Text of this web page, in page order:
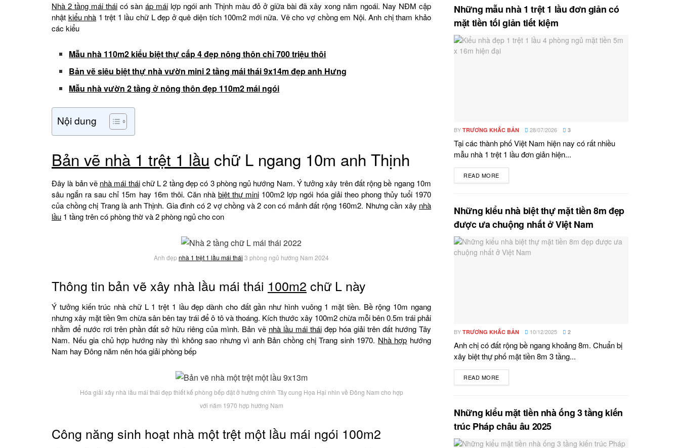
Nhà 2 tầng mái thái có sànáp mái lợp ngói anh Thịnh màu đỏ ở giữa bài đã xây xong năm ngoái. Nay NĐM cập
nhật kiểu nhà 1 trệt 1 lầu chữ L đẹp ở quê diện tích 100m2 mới nữa. Vẽ cho vợ chồng em Nội. Anh chị tham khảo
các kiểu
Mẫu nhà 110m2 kiểu biệt thự cấp 4 đẹp nông thôn chỉ 700 triệu thôi
Bản vẽ siêu biệt thự nhà vườn mini 2 tầng mái thái 9x14m đẹp anh Hưng
Mẫu nhà vườn 2 tầng ở nông thôn đẹp 110m2 mái ngói
Nội dung
Bản vẽ nhà 1 trệt 1 lầu chữ L ngang 10m anh Thịnh
Đây là bản vẽ nhà mái tháichữ L 2 tầng đẹp có 3 phòng ngủ hướng Nam. Ý tưởng xây trên đất rộng bề ngang 10m
sâu ngắn ra sau chỉ 15m hay 16m thôi. Căn nhà biệt thự mini 100m2 lợp ngói hóa giải theo phong thủy tuổi 1970
của chồng chị Trang là anh Thịnh. Gia đình có 2 vợ chồng và 2 con có mảnh đất rộng 160m2. Nhưng cần xây nhà
lầu 1 tầng trên có phòng thờ và 2 phòng ngủ cho con
Anh đẹp nhà 1 trệt 1 lầu mái thái 3 phòng ngủ hướng Nam 2024
Thông tin bản vẽ xây nhà lầu mái thái 100m2 chữ L này
Ý tưởng kiến trúc nhà chữ L 1 trệt 1 lầu đẹp dành cho đất gần như hình vuông 1 mặt tiền. Bề rộng 10m ngang
nhưng xây mặt tiền 9m chừa sân bên tay trái để ô tô và thoáng. Kích thước xây 100m2 chừa mỗi bên 0.5m trái phải
nhằm để nước rơi trên phần đất sở hữu riêng của mình. Bản vẽ nhà lầu mái tháiđẹp hóa giải trên đất hướng Tây
Nam. Nếu gia chủ hợp hướng này thì không sao nhưng vì anh Bản chồng chị Trang sinh 1970. Nhà hợp hướng
Nam hay Đông năm nên hóa giải phòng bếp
Hóa giải xây nhà lầu mái thái đẹp thiết kế phòng bếp đặt ở hướng chính Tây cung Họa Hại nhìn về Đông Nam cho hợp
với năm 1970 hợp hướng Nam
Công năng sinh hoạt nhà một trệt một lầu mái ngói 100m2
Những mẫu nhà 1 trệt 1 lầu đơn giản có
mặt tiền tối giản tiết kiệm
BY TRƯƠNG KHẮC BẢN 28/07/2026 3
Tại các thành phố Việt Nam hiện nay có rất nhiều
mẫu nhà 1 trệt 1 lầu đơn giản hiện...
READ MORE
Những kiểu nhà biệt thự mặt tiền 8m đẹp
được ưa chuộng nhất ở Việt Nam
BY TRƯƠNG KHẮC BẢN 10/12/2025 2
Anh chị có đất rộng bề ngang khoảng 8m. Chuẩn bị
xây biệt thự phố mặt tiền 8m 3 tầng...
READ MORE
Những kiểu mặt tiền nhà ống 3 tầng kiến
trúc Pháp châu âu 2025